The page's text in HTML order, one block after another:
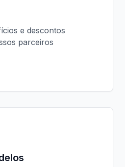
e descontos
parceiros